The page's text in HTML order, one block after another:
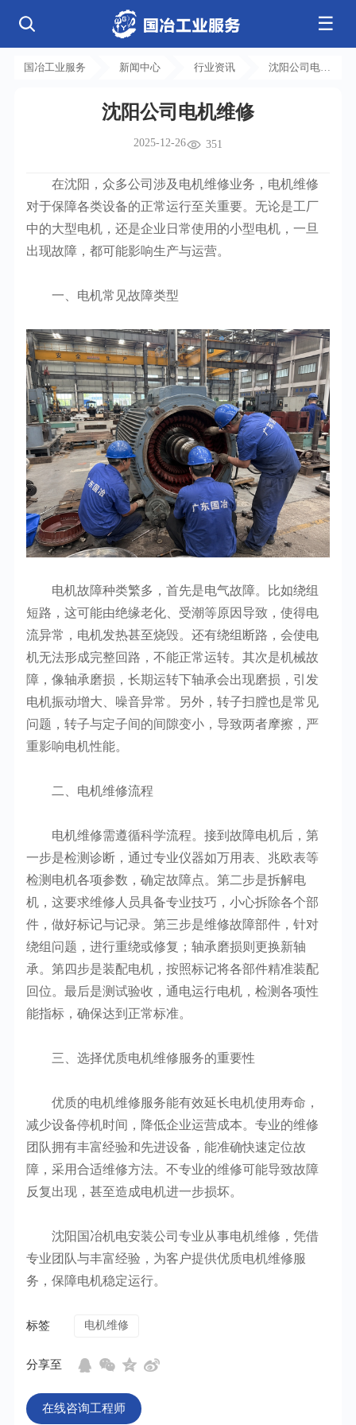
☰
公司简介
发展历程
核心业务
电气工程
钢结构工程
弱电工程
基控电箱
工程案例
人工智能 • 机器人
量子 • 脑机
其它
工程技巧
机电知识
安装教程
工业百科
工业问答
国冶工业服务 新闻中心 行业资讯
沈阳公司电机
沈阳公司电机维修
2025-12-26 351
在沈阳，众多公司涉及电机维修业务，电机维修
对于保障各类设备的正常运行至关重要。无论是工厂
中的大型电机，还是企业日常使用的小型电机，一旦
出现故障，都可能影响生产与运营。
一、电机常见故障类型
电机故障种类繁多，首先是电气故障。比如绕组
短路，这可能由绝缘老化、受潮等原因导致，使得电
流异常，电机发热甚至烧毁。还有绕组断路，会使电
机无法形成完整回路，不能正常运转。其次是机械故
障，像轴承磨损，长期运转下轴承会出现磨损，引发
电机振动增大、噪音异常。另外，转子扫膛也是常见
问题，转子与定子间的间隙变小，导致两者摩擦，严
重影响电机性能。
二、电机维修流程
电机维修需遵循科学流程。接到故障电机后，第
一步是检测诊断，通过专业仪器如万用表、兆欧表等
检测电机各项参数，确定故障点。第二步是拆解电
机，这要求维修人员具备专业技巧，小心拆除各个部
件，做好标记与记录。第三步是维修故障部件，针对
绕组问题，进行重绕或修复；轴承磨损则更换新轴
承。第四步是装配电机，按照标记将各部件精准装配
回位。最后是测试验收，通电运行电机，检测各项性
能指标，确保达到正常标准。
三、选择优质电机维修服务的重要性
优质的电机维修服务能有效延长电机使用寿命，
减少设备停机时间，降低企业运营成本。专业的维修
团队拥有丰富经验和先进设备，能准确快速定位故
障，采用合适维修方法。不专业的维修可能导致故障
反复出现，甚至造成电机进一步损坏。
沈阳国冶机电安装公司专业从事电机维修，凭借
专业团队与丰富经验，为客户提供优质电机维修服
务，保障电机稳定运行。
标签 电机维修
分享至
在线咨询工程师